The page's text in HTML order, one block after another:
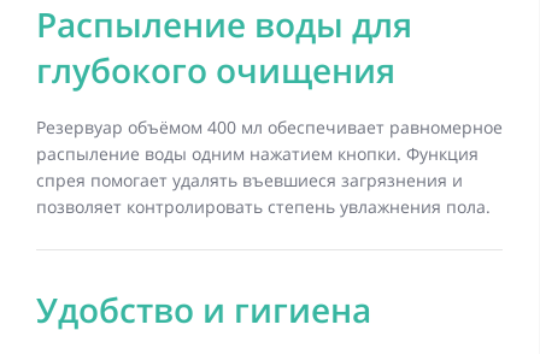
Распыление воды для
глубокого очищения
Резервуар объёмом 400 мл обеспечивает равномерное
распыление воды одним нажатием кнопки. Функция
спрея помогает удалять въевшиеся загрязнения и
позволяет контролировать степень увлажнения пола.
Удобство и гигиена